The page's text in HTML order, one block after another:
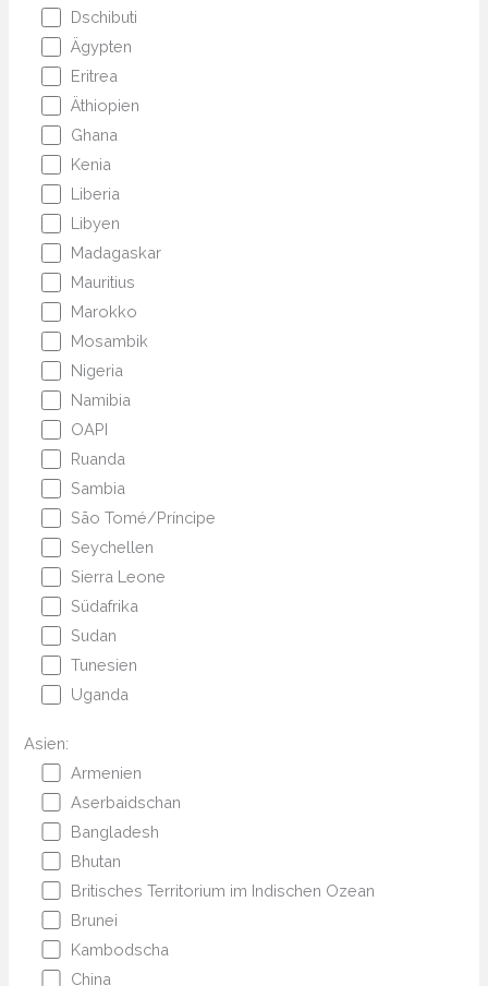
Dschibuti
Ägypten
Eritrea
Äthiopien
Ghana
Kenia
Liberia
Libyen
Madagaskar
Mauritius
Marokko
Mosambik
Nigeria
Namibia
OAPI
Ruanda
Sambia
São Tomé/Príncipe
Seychellen
Sierra Leone
Südafrika
Sudan
Tunesien
Uganda
Asien:
Armenien
Aserbaidschan
Bangladesh
Bhutan
Britisches Territorium im Indischen Ozean
Brunei
Kambodscha
China